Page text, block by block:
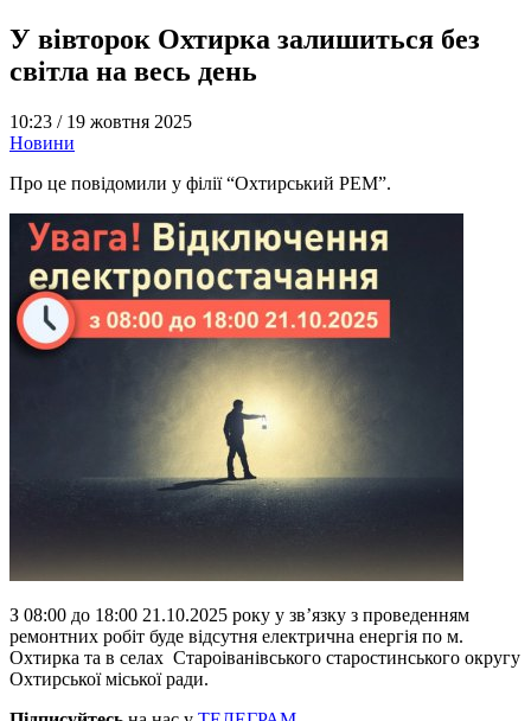
У вівторок Охтирка залишиться без
світла на весь день
10:23 / 19 жовтня 2025
Новини
Про це повідомили у філії “Охтирський РЕМ”.
З 08:00 до 18:00 21.10.2025 року у зв’язку з проведенням
ремонтних робіт буде відсутня електрична енергія по м.
Охтирка та в селах Староіванівського старостинського округу
Охтирської міської ради.